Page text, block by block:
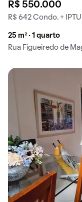
R$ 550.000
R$ 642 Condo. + IPTU
25 m² · 1 quarto
Rua Figueiredo de